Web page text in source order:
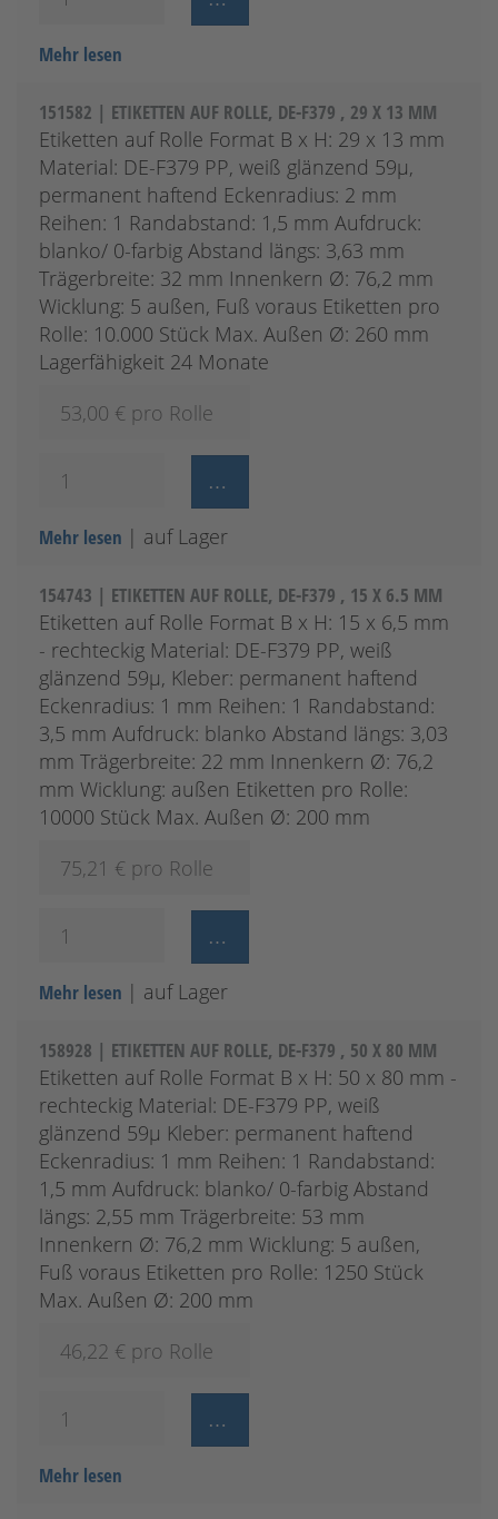
Mehr lesen
151582 | ETIKETTEN AUF ROLLE, DE-F379 , 29 X 13 MM
Etiketten auf Rolle Format B x H: 29 x 13 mm
Material: DE-F379 PP, weiß glänzend 59µ,
permanent haftend Eckenradius: 2 mm
Reihen: 1 Randabstand: 1,5 mm Aufdruck:
blanko/ 0-farbig Abstand längs: 3,63 mm
Trägerbreite: 32 mm Innenkern Ø: 76,2 mm
Wicklung: 5 außen, Fuß voraus Etiketten pro
Rolle: 10.000 Stück Max. Außen Ø: 260 mm
Lagerfähigkeit 24 Monate
53,00 € pro Rolle
Mehr lesen | auf Lager
154743 | ETIKETTEN AUF ROLLE, DE-F379 , 15 X 6.5 MM
Etiketten auf Rolle Format B x H: 15 x 6,5 mm
- rechteckig Material: DE-F379 PP, weiß
glänzend 59µ, Kleber: permanent haftend
Eckenradius: 1 mm Reihen: 1 Randabstand:
3,5 mm Aufdruck: blanko Abstand längs: 3,03
mm Trägerbreite: 22 mm Innenkern Ø: 76,2
mm Wicklung: außen Etiketten pro Rolle:
10000 Stück Max. Außen Ø: 200 mm
75,21 € pro Rolle
Mehr lesen | auf Lager
158928 | ETIKETTEN AUF ROLLE, DE-F379 , 50 X 80 MM
Etiketten auf Rolle Format B x H: 50 x 80 mm -
rechteckig Material: DE-F379 PP, weiß
glänzend 59µ Kleber: permanent haftend
Eckenradius: 1 mm Reihen: 1 Randabstand:
1,5 mm Aufdruck: blanko/ 0-farbig Abstand
längs: 2,55 mm Trägerbreite: 53 mm
Innenkern Ø: 76,2 mm Wicklung: 5 außen,
Fuß voraus Etiketten pro Rolle: 1250 Stück
Max. Außen Ø: 200 mm
46,22 € pro Rolle
Mehr lesen